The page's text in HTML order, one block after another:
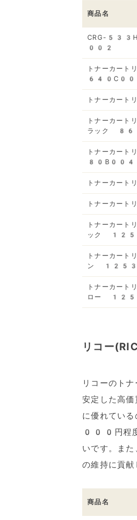
商品名
CRG-
002
トナーカ
トナーカー
トナーカー
ラック
トナーカ
80B004
トナーカー
トナーカー
トナーカー
ック
トナーカー
ン
トナーカー
ロー
リコー
リコーの
安定した高
に優れて
000円程度
いです。ま
の維持に貢献
商品名